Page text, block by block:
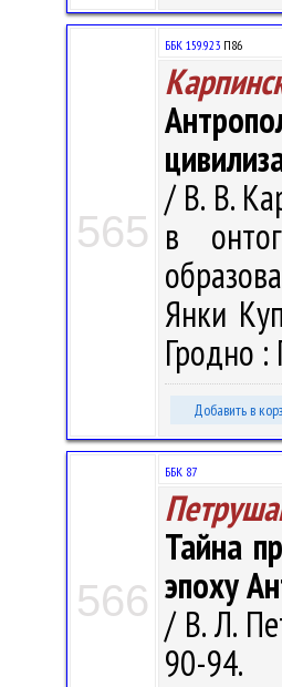
565
ББК 159.923 П86
/ В. В.
в
Янки
Гродно
Добавить в
566
ББК 87
Тайна
эпоху
/ В. Л.
90-94.